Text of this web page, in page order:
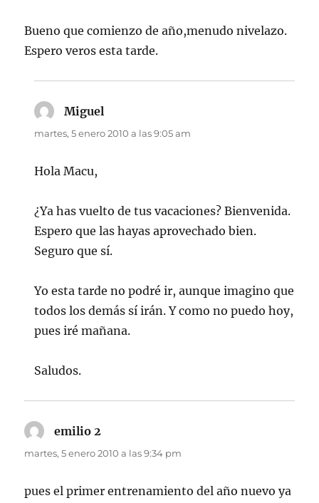
Bueno que comienzo de año,menudo nivelazo.
Espero veros esta tarde.
Miguel
martes, 5 enero 2010 a las 9:05 am
Hola Macu,
¿Ya has vuelto de tus vacaciones? Bienvenida.
Espero que las hayas aprovechado bien.
Seguro que sí.
Yo esta tarde no podré ir, aunque imagino que
todos los demás sí irán. Y como no puedo hoy,
pues iré mañana.
Saludos.
emilio 2
martes, 5 enero 2010 a las 9:34 pm
pues el primer entrenamiento del año nuevo ya